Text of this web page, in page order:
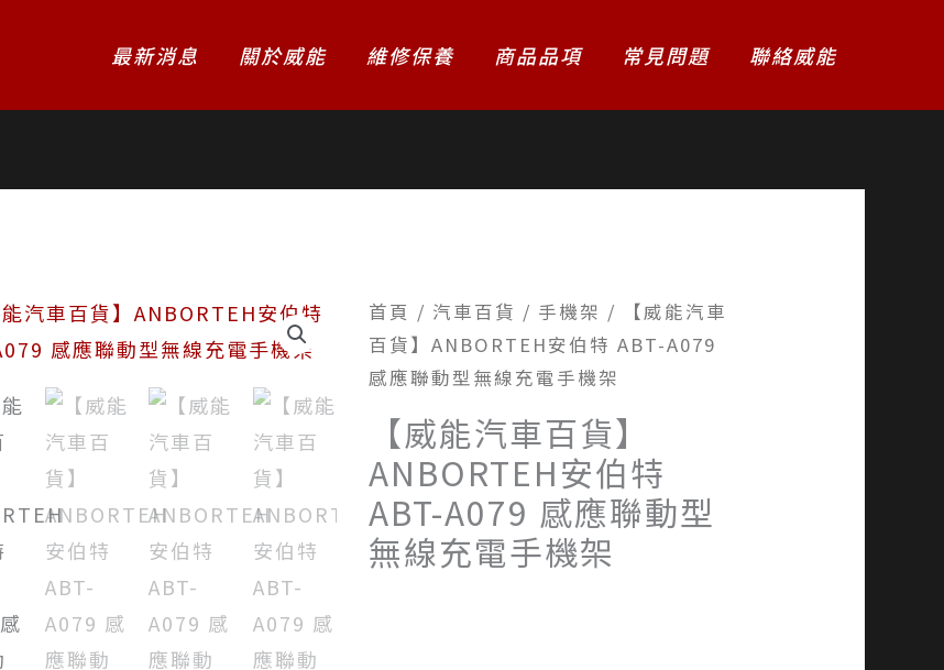
最新消息 關於威能 維修保養 商品品項 常見問題 聯絡威能
首頁 / 汽車百貨 / 手機架 / 【威能汽車
百貨】ANBORTEH安伯特 ABT-A079
感應聯動型無線充電手機架
【威能汽車百貨】
ANBORTEH安伯特
ABT-A079 感應聯動型
無線充電手機架